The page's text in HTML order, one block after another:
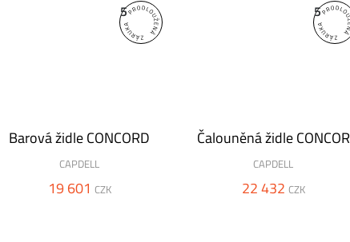
5
Barová židle CONCORD
CAPDELL
19 601 CZK
5
Čalouněná židle CONCOR
CAPDELL
22 432 CZK